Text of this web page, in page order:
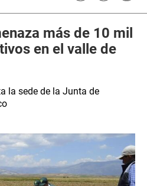
más de 10 mil
en el valle de
la sede de la Junta de